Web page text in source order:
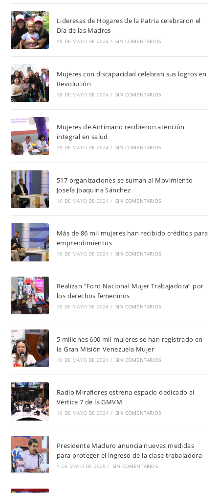
Lideresas de Hogares de la Patria celebraron el
Día de las Madres
18 DE MAYO DE 2024 / SIN COMENTARIOS
Mujeres con discapacidad celebran sus logros en
Revolución
18 DE MAYO DE 2024 / SIN COMENTARIOS
Mujeres de Antímano recibieron atención
integral en salud
18 DE MAYO DE 2024 / SIN COMENTARIOS
517 organizaciones se suman al Movimiento
Josefa Joaquina Sánchez
16 DE MAYO DE 2024 / SIN COMENTARIOS
Más de 86 mil mujeres han recibido créditos para
emprendimientos
16 DE MAYO DE 2024 / SIN COMENTARIOS
Realizan “Foro Nacional Mujer Trabajadora” por
los derechos femeninos
16 DE MAYO DE 2024 / SIN COMENTARIOS
5 millones 600 mil mujeres se han registrado en
la Gran Misión Venezuela Mujer
16 DE MAYO DE 2024 / SIN COMENTARIOS
Radio Miraflores estrena espacio dedicado al
Vértice 7 de la GMVM
16 DE MAYO DE 2024 / SIN COMENTARIOS
Presidente Maduro anuncia nuevas medidas
para proteger el ingreso de la clase trabajadora
1 DE MAYO DE 2025 / SIN COMENTARIOS